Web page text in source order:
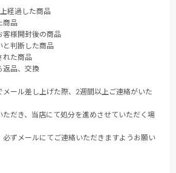
経過した商品
商品
客様開封後の商品
と判断した商品
れた商品
返品、交換
メール差し上げた際、2週間以上ご連絡がいた
だき、当店にて処分を進めさせていただく場
ずメールにてご連絡いただきますようお願い